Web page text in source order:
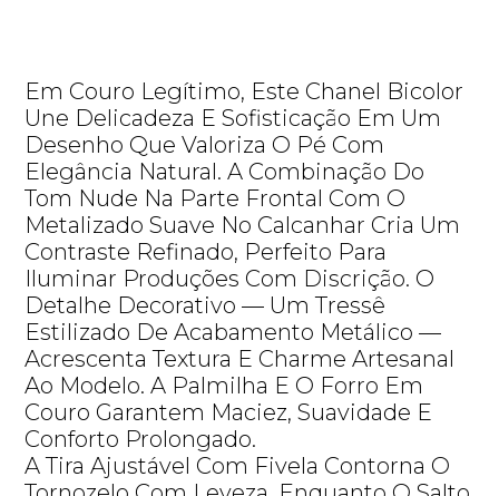
Em Couro Legítimo, Este Chanel Bicolor
Une Delicadeza E Sofisticação Em Um
Desenho Que Valoriza O Pé Com
Elegância Natural. A Combinação Do
Tom Nude Na Parte Frontal Com O
Metalizado Suave No Calcanhar Cria Um
Contraste Refinado, Perfeito Para
Iluminar Produções Com Discrição. O
Detalhe Decorativo — Um Tressê
Estilizado De Acabamento Metálico —
Acrescenta Textura E Charme Artesanal
Ao Modelo. A Palmilha E O Forro Em
Couro Garantem Maciez, Suavidade E
Conforto Prolongado.
A Tira Ajustável Com Fivela Contorna O